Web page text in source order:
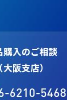
購入のご相談
大阪支店）
6210-5468